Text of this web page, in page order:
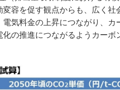
容を促す観点からも、広く
気料金の上昇につながり、
の推進につながるようカー